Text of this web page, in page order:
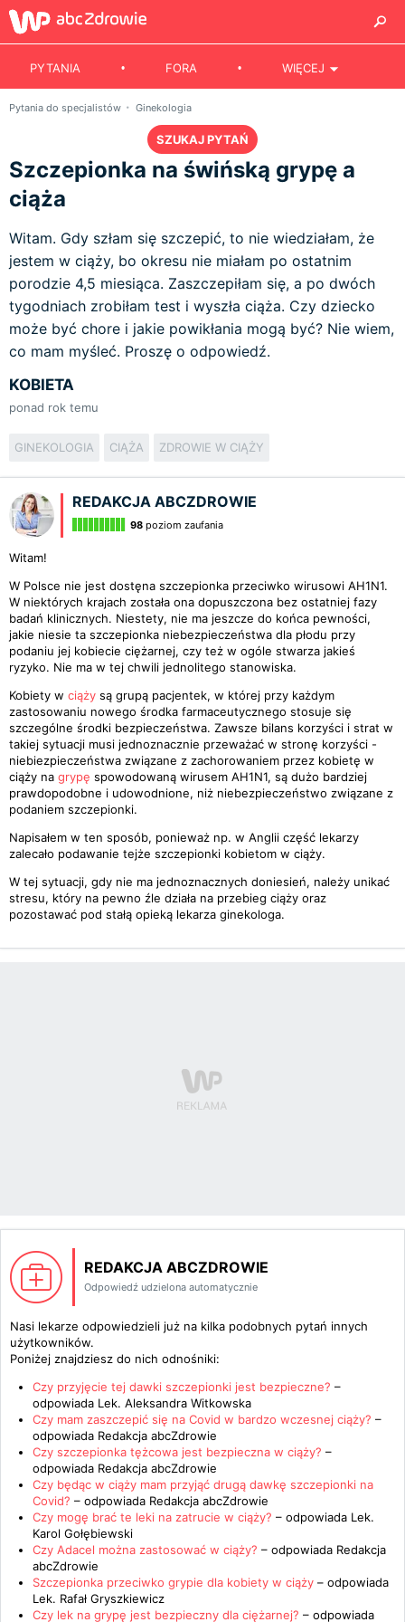
PYTANIA FORA WIĘCEJ
Pytania do specjalistów Ginekologia
SZUKAJ PYTAŃ
Szczepionka na świńską grypę a
ciąża
Witam. Gdy szłam się szczepić, to nie wiedziałam, że
jestem w ciąży, bo okresu nie miałam po ostatnim
porodzie 4,5 miesiąca. Zaszczepiłam się, a po dwóch
tygodniach zrobiłam test i wyszła ciąża. Czy dziecko
może być chore i jakie powikłania mogą być? Nie wiem,
co mam myśleć. Proszę o odpowiedź.
KOBIETA
ponad rok temu
GINEKOLOGIA CIĄŻA ZDROWIE W CIĄŻY
REDAKCJA ABCZDROWIE
98 poziom zaufania
Witam!
W Polsce nie jest dostęna szczepionka przeciwko wirusowi AH1N1.
W niektórych krajach została ona dopuszczona bez ostatniej fazy
badań klinicznych. Niestety, nie ma jeszcze do końca pewności,
jakie niesie ta szczepionka niebezpieczeństwa dla płodu przy
podaniu jej kobiecie ciężarnej, czy też w ogóle stwarza jakieś
ryzyko. Nie ma w tej chwili jednolitego stanowiska.
Kobiety w ciąży są grupą pacjentek, w której przy każdym
zastosowaniu nowego środka farmaceutycznego stosuje się
szczególne środki bezpieczeństwa. Zawsze bilans korzyści i strat w
takiej sytuacji musi jednoznacznie przeważać w stronę korzyści -
niebiezpieczeństwa związane z zachorowaniem przez kobietę w
ciąży na grypę spowodowaną wirusem AH1N1, są dużo bardziej
prawdopodobne i udowodnione, niż niebezpieczeństwo związane z
podaniem szczepionki.
Napisałem w ten sposób, ponieważ np. w Anglii część lekarzy
zalecało podawanie tejże szczepionki kobietom w ciąży.
W tej sytuacji, gdy nie ma jednoznacznych doniesień, należy unikać
stresu, który na pewno źle działa na przebieg ciąży oraz
pozostawać pod stałą opieką lekarza ginekologa.
REDAKCJA ABCZDROWIE
Odpowiedź udzielona automatycznie
Nasi lekarze odpowiedzieli już na kilka podobnych pytań innych
użytkowników.
Poniżej znajdziesz do nich odnośniki:
Czy przyjęcie tej dawki szczepionki jest bezpieczne? –
odpowiada Lek. Aleksandra Witkowska
Czy mam zaszczepić się na Covid w bardzo wczesnej ciąży? –
odpowiada Redakcja abcZdrowie
Czy szczepionka tężcowa jest bezpieczna w ciąży? –
odpowiada Redakcja abcZdrowie
Czy będąc w ciąży mam przyjąć drugą dawkę szczepionki na
Covid? – odpowiada Redakcja abcZdrowie
Czy mogę brać te leki na zatrucie w ciąży? – odpowiada Lek.
Karol Gołębiewski
Czy Adacel można zastosować w ciąży? – odpowiada Redakcja
abcZdrowie
Szczepionka przeciwko grypie dla kobiety w ciąży – odpowiada
Lek. Rafał Gryszkiewicz
Czy lek na grypę jest bezpieczny dla ciężarnej? – odpowiada